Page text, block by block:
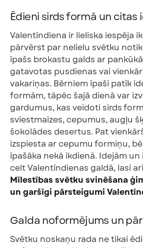
Ēdieni sirdsformā un citas
Valentīndiena ir lieliska iespēja
pārvērst par nelielu svētku
īpašs brokastu galds ar
gatavotas pusdienas vai
vakariņas. Bērniem īpaši patīk
formām, tāpēc šajā dienā var
gardumus, kas veidoti sirds
sviestmaizes, cepumus, augļu
šokolādes desertus. Pat
izspiesta ar cepumu formiņu,
īpašāka nekā ikdienā. Idejām un
celt Valentīndienas galdā, lasi
Mīlestības svētku svinēšana
un garšīgi pārsteigumi
Galda noformējums un
Svētku noskaņu rada ne tikai